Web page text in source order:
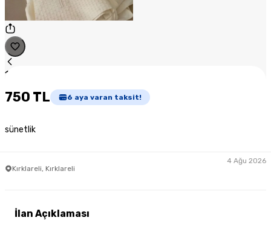
1
750 TL 6 aya varan taksit!
sünetlik
Kırklareli, Kırklareli
4 Ağu 2026
İlan Açıklaması